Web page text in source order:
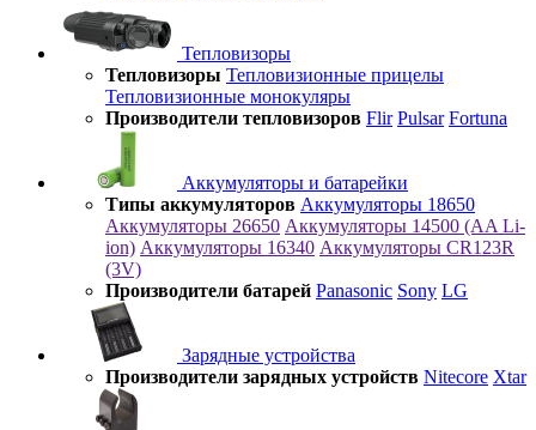
Тепловизоры
Тепловизоры Тепловизионные прицелы
Тепловизионные монокуляры
Производители тепловизоров Flir Pulsar Fortuna
Аккумуляторы и батарейки
Типы аккумуляторов Аккумуляторы 18650
Аккумуляторы 26650 Аккумуляторы 14500 (AA Li-
ion) Аккумуляторы 16340 Аккумуляторы CR123R
(3V)
Производители батарей Panasonic Sony LG
Зарядные устройства
Производители зарядных устройств Nitecore Xtar